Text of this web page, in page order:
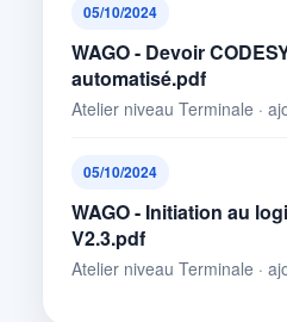
05/10/2024
WAGO - Devoir
automatisé.pdf
Atelier niveau Terminale ·
05/10/2024
WAGO - Initiation au
V2.3.pdf
Atelier niveau Terminale ·